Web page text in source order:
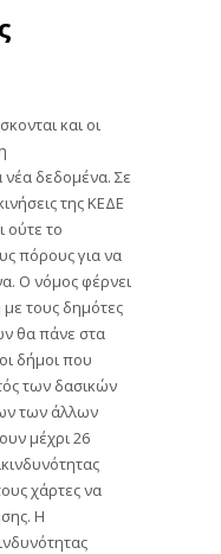
και οι
νέα δεδομένα. Σε
της ΚΕΔΕ
ούτε το
πόρους για να
Ο νόμος φέρνει
τους δημότες
θα πάνε στα
δήμοι που
των δασικών
των άλλων
μέχρι 26
χάρτες να
Η